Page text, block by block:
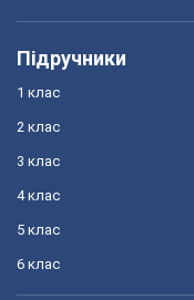
Підручники
1 клас
2 клас
3 клас
4 клас
5 клас
6 клас